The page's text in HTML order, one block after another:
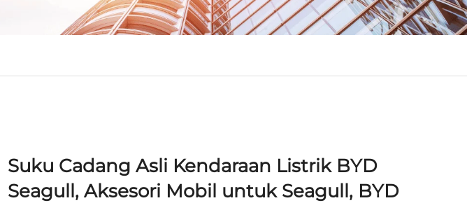
Suku Cadang Asli Kendaraan Listrik BYD
Seagull, Aksesori Mobil untuk Seagull, BYD